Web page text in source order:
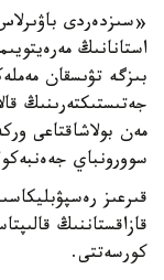
«سىزدەردى
استانانىڭ
بىزگە تۋىسقان
جەتىستىكتەرىنىڭ
مەن بولاشاقتاعى
سوورونباي
قىرعىز
قازاقستاننىڭ
كورسەتتى.